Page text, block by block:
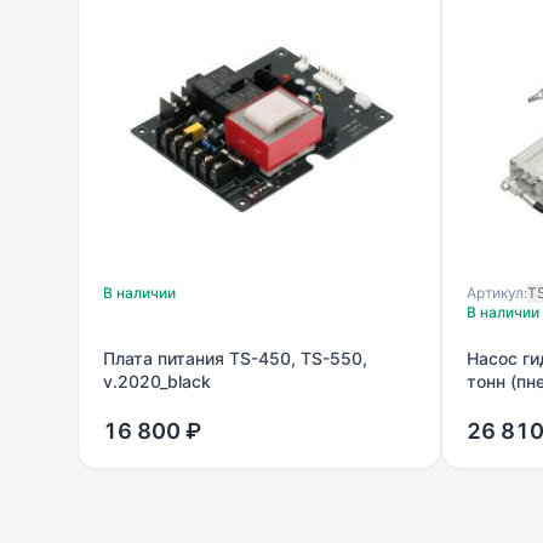
В наличии
Плата питания TS-450, TS-550,
v.2020_black
16 800 ₽
Артикул:
В наличии
Насос
тонн
26